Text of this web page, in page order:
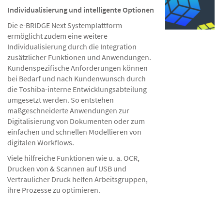
Individualisierung und intelligente Optionen
Die e-BRIDGE Next Systemplattform
ermöglicht zudem eine weitere
Individualisierung durch die Integration
zusätzlicher Funktionen und Anwendungen.
Kundenspezifische Anforderungen können
bei Bedarf und nach Kundenwunsch durch
die Toshiba-interne Entwicklungsabteilung
umgesetzt werden. So entstehen
maßgeschneiderte Anwendungen zur
Digitalisierung von Dokumenten oder zum
einfachen und schnellen Modellieren von
digitalen Workflows.
Viele hilfreiche Funktionen wie u. a. OCR,
Drucken von & Scannen auf USB und
Vertraulicher Druck helfen Arbeitsgruppen,
ihre Prozesse zu optimieren.